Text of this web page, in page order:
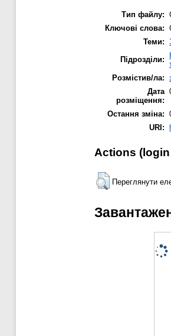
Тип файлу:
Ключові слова:
Теми:
Підрозділи:
Розмістив/ла:
Дата
розміщення:
Остання зміна:
URI:
Actions
Переглянути